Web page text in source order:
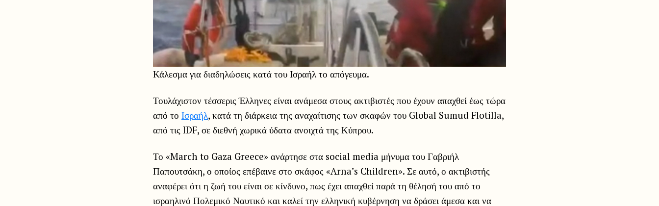
Κάλεσμα για διαδηλώσεις κατά του Ισραήλ το απόγευμα.
Τουλάχιστον τέσσερις Έλληνες είναι ανάμεσα στους ακτιβιστές που έχουν απαχθεί έως τώρα
από το Ισραήλ, κατά τη διάρκεια της αναχαίτισης των σκαφών του Global Sumud Flotilla,
από τις IDF, σε διεθνή χωρικά ύδατα ανοιχτά της Κύπρου.
Το «March to Gaza Greece» ανάρτησε στα social media μήνυμα του Γαβριήλ
Παπουτσάκη, ο οποίος επέβαινε στο σκάφος «Arna’s Children». Σε αυτό, ο ακτιβιστής
αναφέρει ότι η ζωή του είναι σε κίνδυνο, πως έχει απαχθεί παρά τη θέλησή του από το
ισραηλινό Πολεμικό Ναυτικό και καλεί την ελληνική κυβέρνηση να δράσει άμεσα και να